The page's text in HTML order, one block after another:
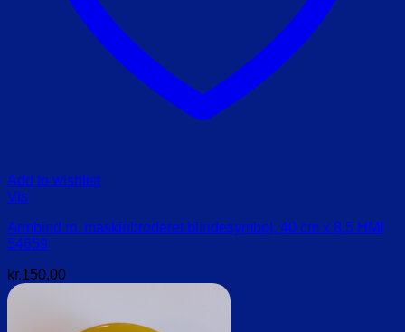
Add to wishlist
Vis
Armbind m. maskinbroderet blindesymbol, 40 cm x 8,5 HMI
54659
kr.150,00